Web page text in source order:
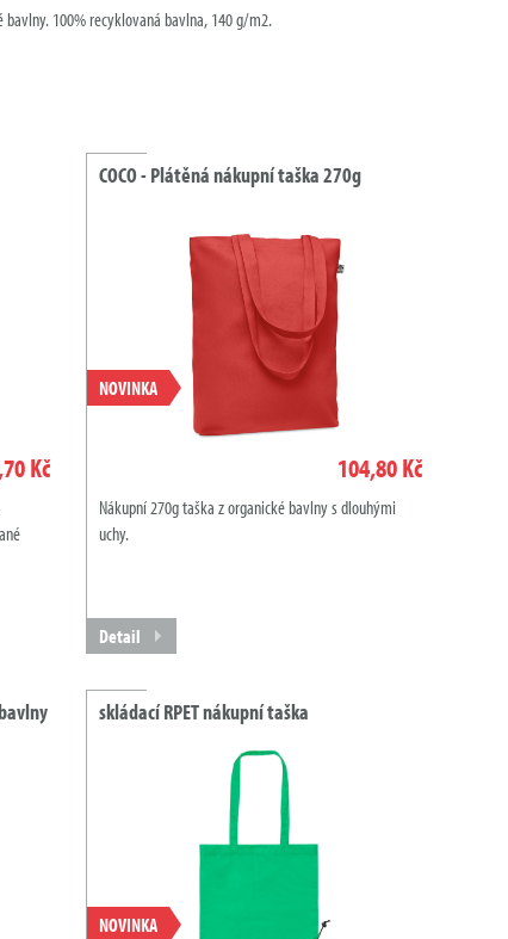
100% recyklovaná bavlna, 140 g/m2.
Kč
COCO - Plátěná nákupní taška 270g
NOVINKA
104,80 Kč
Nákupní 270g taška z organické bavlny s dlouhými
uchy.
Detail
skládací RPET nákupní taška
NOVINKA